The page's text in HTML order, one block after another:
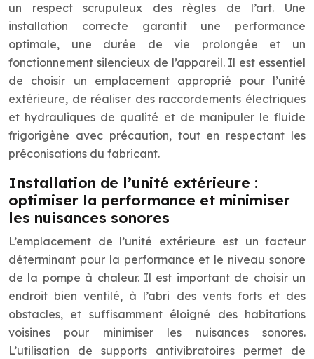
un respect scrupuleux des règles de l’art. Une
installation correcte garantit une performance
optimale, une durée de vie prolongée et un
fonctionnement silencieux de l’appareil. Il est essentiel
de choisir un emplacement approprié pour l’unité
extérieure, de réaliser des raccordements électriques
et hydrauliques de qualité et de manipuler le fluide
frigorigène avec précaution, tout en respectant les
préconisations du fabricant.
Installation de l’unité extérieure :
optimiser la performance et minimiser
les nuisances sonores
L’emplacement de l’unité extérieure est un facteur
déterminant pour la performance et le niveau sonore
de la pompe à chaleur. Il est important de choisir un
endroit bien ventilé, à l’abri des vents forts et des
obstacles, et suffisamment éloigné des habitations
voisines pour minimiser les nuisances sonores.
L’utilisation de supports antivibratoires permet de